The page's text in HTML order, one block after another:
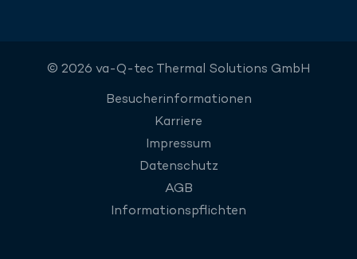
© 2026 va-Q-tec Thermal Solutions GmbH
Besucherinformationen
Karriere
Impressum
Datenschutz
AGB
Informationspflichten